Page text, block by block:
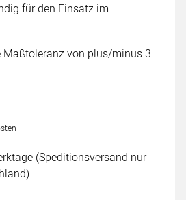
für den Einsatz im
von plus/minus 3
(Speditionsversand nur